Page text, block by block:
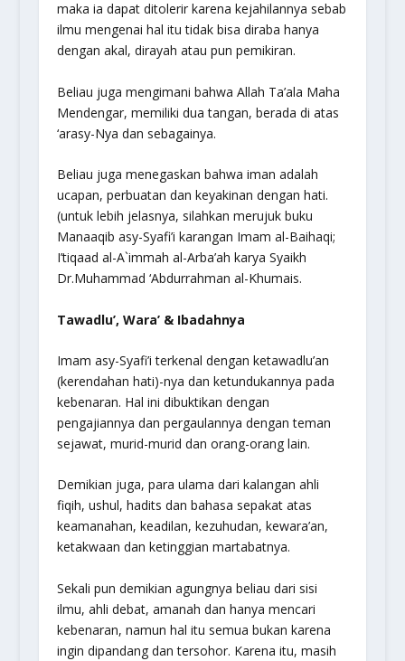
maka ia dapat ditolerir karena kejahilannya sebab
ilmu mengenai hal itu tidak bisa diraba hanya
dengan akal, dirayah atau pun pemikiran.
Beliau juga mengimani bahwa Allah Ta’ala Maha
Mendengar, memiliki dua tangan, berada di atas
‘arasy-Nya dan sebagainya.
Beliau juga menegaskan bahwa iman adalah
ucapan, perbuatan dan keyakinan dengan hati.
(untuk lebih jelasnya, silahkan merujuk buku
Manaaqib asy-Syafi’i karangan Imam al-Baihaqi;
I’tiqaad al-A`immah al-Arba’ah karya Syaikh
Dr.Muhammad ‘Abdurrahman al-Khumais.
Tawadlu’, Wara’ & Ibadahnya
Imam asy-Syafi’i terkenal dengan ketawadlu’an
(kerendahan hati)-nya dan ketundukannya pada
kebenaran. Hal ini dibuktikan dengan
pengajiannya dan pergaulannya dengan teman
sejawat, murid-murid dan orang-orang lain.
Demikian juga, para ulama dari kalangan ahli
fiqih, ushul, hadits dan bahasa sepakat atas
keamanahan, keadilan, kezuhudan, kewara’an,
ketakwaan dan ketinggian martabatnya.
Sekali pun demikian agungnya beliau dari sisi
ilmu, ahli debat, amanah dan hanya mencari
kebenaran, namun hal itu semua bukan karena
ingin dipandang dan tersohor. Karena itu, masih